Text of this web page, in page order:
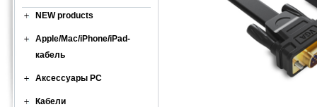
NEW products
Apple/Mac/iPhone/iPad-
кабель
Аксессуары PC
Кабели